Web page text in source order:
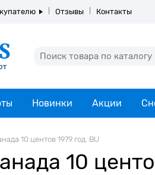
Отзывы Контакты
Новинки Акции
10 центов 1979 год. BU
10